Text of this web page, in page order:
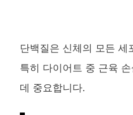
단백질은 신체의 모든 세
특히 다이어트 중 근육
데 중요합니다.